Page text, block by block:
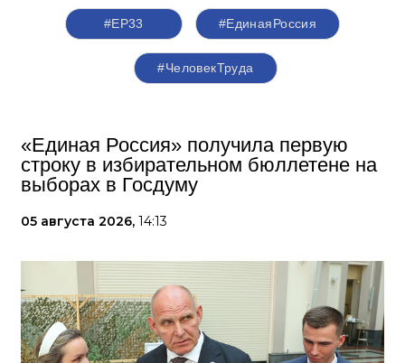
#ЕР33 #‎ЕдинаяРоссия
#ЧеловекТруда
«Единая Россия» получила первую
строку в избирательном бюллетене на
выборах в Госдуму
05 августа 2026, 14:13